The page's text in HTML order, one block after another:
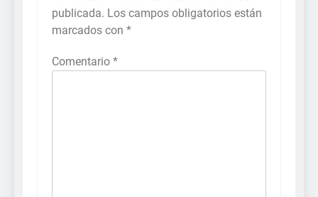
publicada. Los campos obligatorios están
marcados con *
Comentario *